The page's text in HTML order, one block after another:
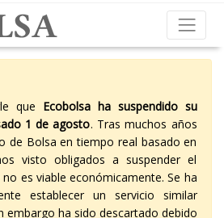
que Ecobolsa ha suspendido su
1 de agosto. Tras muchos años
de Bolsa en tiempo real basado en
visto obligados a suspender el
es viable económicamente. Se ha
establecer un servicio similar
embargo ha sido descartado debido